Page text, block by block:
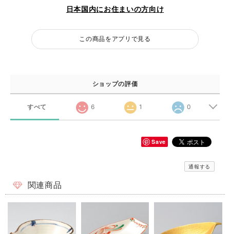
日本国内にお住まいの方向け
この商品をアプリで見る
ショップの評価
すべて 6 1 0
Save
通報する
関連商品